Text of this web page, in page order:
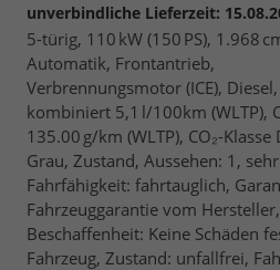
unverbindliche Lieferzeit:
5-türig, 110 kW (150 PS), 1.968
Automatik, Frontantrieb,
Verbrennungsmotor (ICE),
kombiniert 5,1 l/100km (WLTP),
135.00 g/km (WLTP), CO₂-
Grau, Zustand, Aussehen: 1,
Fahrfähigkeit: fahrtauglich,
Fahrzeuggarantie vom
Beschaffenheit: Keine Schäden
Fahrzeug, Zustand: unfallfrei,